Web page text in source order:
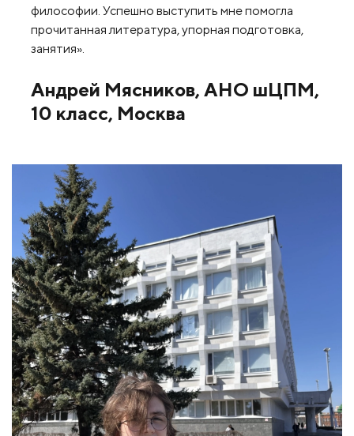
философии. Успешно выступить мне помогла
прочитанная литература, упорная подготовка,
занятия».
Андрей Мясников, АНО шЦПМ,
10 класс, Москва